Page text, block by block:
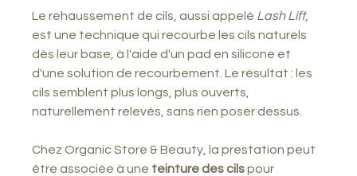
Le rehaussement de cils, aussi appelé Lash Lift,
est une technique qui recourbe les cils naturels
dès leur base, à l'aide d'un pad en silicone et
d'une solution de recourbement. Le résultat : les
cils semblent plus longs, plus ouverts,
naturellement relevés, sans rien poser dessus.
Chez Organic Store & Beauty, la prestation peut
être associée à une teinture des cils pour